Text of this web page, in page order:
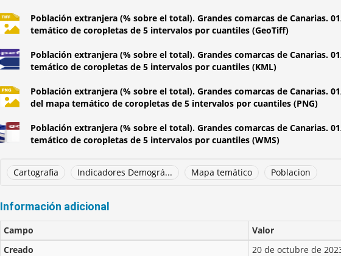
Población extranjera (% sobre el total). Grandes comarcas de Canarias.
temático de coropletas de 5 intervalos por cuantiles (GeoTiff)
Población extranjera (% sobre el total). Grandes comarcas de Canarias.
temático de coropletas de 5 intervalos por cuantiles (KML)
Población extranjera (% sobre el total). Grandes comarcas de Canarias.
del mapa temático de coropletas de 5 intervalos por cuantiles (PNG)
Población extranjera (% sobre el total). Grandes comarcas de Canarias.
temático de coropletas de 5 intervalos por cuantiles (WMS)
Cartografia Indicadores Demográ... Mapa temático Poblacion
Información adicional
Campo
Valor
Creado
20 de octubre de